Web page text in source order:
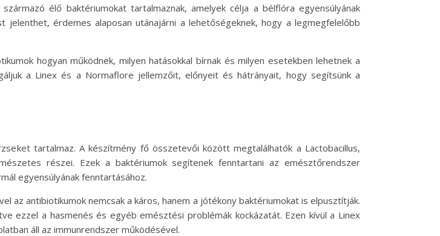
élő baktériumokat tartalmaznak, amelyek célja a bélflóra egyensúlyának
jelenthet, érdemes alaposan utánajárni a lehetőségeknek, hogy a legmegfelelőbb
hogyan működnek, milyen hatásokkal bírnak és milyen esetekben lehetnek a
a Linex és a Normaflore jellemzőit, előnyeit és hátrányait, hogy segítsünk a
tartalmaz. A készítmény fő összetevői között megtalálhatók a Lactobacillus,
részei. Ezek a baktériumok segítenek fenntartani az emésztőrendszer
egyensúlyának fenntartásához.
az antibiotikumok nemcsak a káros, hanem a jótékony baktériumokat is elpusztítják.
ezzel a hasmenés és egyéb emésztési problémák kockázatát. Ezen kívül a Linex
áll az immunrendszer működésével.